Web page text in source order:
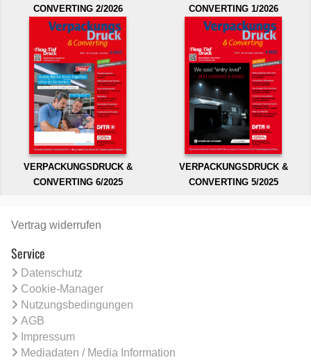
CONVERTING 2/2026
CONVERTING 1/2026
VERPACKUNGSDRUCK &
CONVERTING 6/2025
VERPACKUNGSDRUCK &
CONVERTING 5/2025
Vertrag widerrufen
Service
Datenschutz
Cookie-Manager
Nutzungsbedingungen
AGB
Impressum
Mediadaten / Media Information